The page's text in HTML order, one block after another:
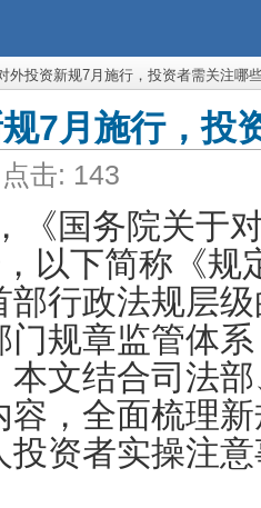
外投资新规7月施行，投资者需关注哪
7月施行，投
点击: 143
《国务院关于
以下简称《规
部行政法规层
门规章监管体
本文结合司法
容，全面梳理
投资者实操注